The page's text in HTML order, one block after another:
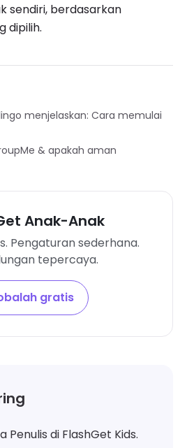
sendiri, berdasarkan
dipilih.
menjelaskan: Cara memulai
& apakah aman
Anak-Anak
Pengaturan sederhana.
tepercaya.
gratis
Penulis di FlashGet Kids.